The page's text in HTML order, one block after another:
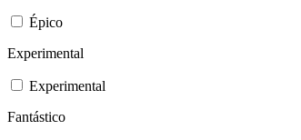
Épico
Experimental
Experimental
Fantástico